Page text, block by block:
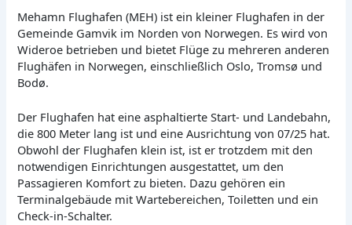
Mehamn Flughafen (MEH) ist ein kleiner Flughafen in der
Gemeinde Gamvik im Norden von Norwegen. Es wird von
Wideroe betrieben und bietet Flüge zu mehreren anderen
Flughäfen in Norwegen, einschließlich Oslo, Tromsø und
Bodø.
Der Flughafen hat eine asphaltierte Start- und Landebahn,
die 800 Meter lang ist und eine Ausrichtung von 07/25 hat.
Obwohl der Flughafen klein ist, ist er trotzdem mit den
notwendigen Einrichtungen ausgestattet, um den
Passagieren Komfort zu bieten. Dazu gehören ein
Terminalgebäude mit Wartebereichen, Toiletten und ein
Check-in-Schalter.